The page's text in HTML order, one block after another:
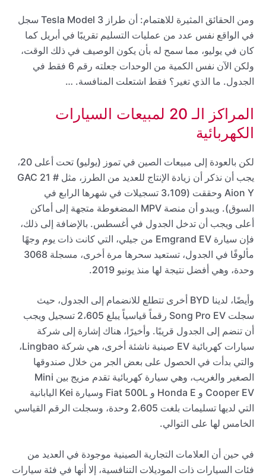
ومن الحقائق المثيرة للاهتمام: أن طراز Tesla Model 3 سجل
في الواقع نفس عدد من عمليات التسليم تقريبًا في أبريل كما
كان في يوليو، مما سمح له بأن يكون الوصيف في ذلك الوقت،
ولكن الآن نفس الكمية من الوحدات جعلته رقم 6 فقط في
الجدول. ما الذي تغير؟ فقط اشتعلت المنافسة. …
المراكز الـ 20 لمبيعات السيارات
الكهربائية
لكن بالعودة إلى مبيعات الصين في تموز (يوليو) تحت أعلى 20،
يجب أن نذكر أن زيادة الإنتاج للعديد من الطرز، مثل # 21 GAC
Aion Y وحققت (3،109 تسجيلات في شهرها الرابع في
السوق). ويبدو أن منصة MPV المضغوطة متجهة إلى أماكن
أعلى ويجب أن تدخل الجدول في أغسطس. بالإضافة إلى ذلك،
فإن سيارة Emgrand EV من جيلي، التي كانت ذات يوم وجهًا
مألوفًا في الجدول، تستعيد سحرها مرة أخرى، مسجلة 3068
وحدة، وهي أفضل نتيجة لها منذ يونيو 2019.
وأيضًا، لدينا BYD أخرى تتطلع للانضمام إلى الجدول، حيث
سجلت Song Pro EV رقماً قياسياً يبلغ 2،605 تسجيل ويجب
أن تنضم إلى الجدول قريبًا. وأخيرًا، هناك إشارة إلى شركة
سيارات كهربائية EV صينية ناشئة أخرى، هي شركة Lingbao،
والتي بدأت في الحصول على بعض الجر من خلال صندوقها
الصغير والغريب، وهي سيارة كهربائية تقدم مزيج بين Mini
Cooper EV و Honda E و Fiat 500L وسيارة Kei اليابانية
التي لديها تسليمات بلغت 2،605 وحدة، وسجلت الرقم القياسي
الخامس لها على التوالي.
في حين أن العلامات التجارية الصينية موجودة في العديد من
فئات السيارات ذات الموديلات التنافسية، إلا أنها في فئة سيارات